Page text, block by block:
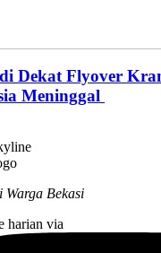
Dekat Flyover
Meninggal
Warga Bekasi
harian via